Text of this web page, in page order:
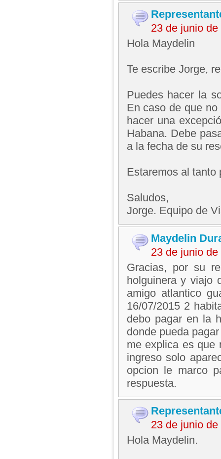
23 de junio
Hola Maydelin
Te escribe Jorge,
Puedes hacer la
En caso de que
hacer una
Habana. Debe
a la fecha de su
Estaremos al tanto
Saludos,
Jorge. Equipo de
Maydelin
23 de junio
Gracias, por su
holguinera y viajo
amigo atlantico
16/07/2015 2
debo pagar en la
donde pueda
me explica es que
ingreso solo
opcion le marco
respuesta.
23 de junio
Hola Maydelin.